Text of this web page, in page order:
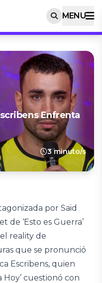
MENU
Enfrenta
3 minuto/s
por Said
de ‘Esto es Guerra’
reality de
que se pronunció
Escribens, quien
Hoy’ cuestionó con